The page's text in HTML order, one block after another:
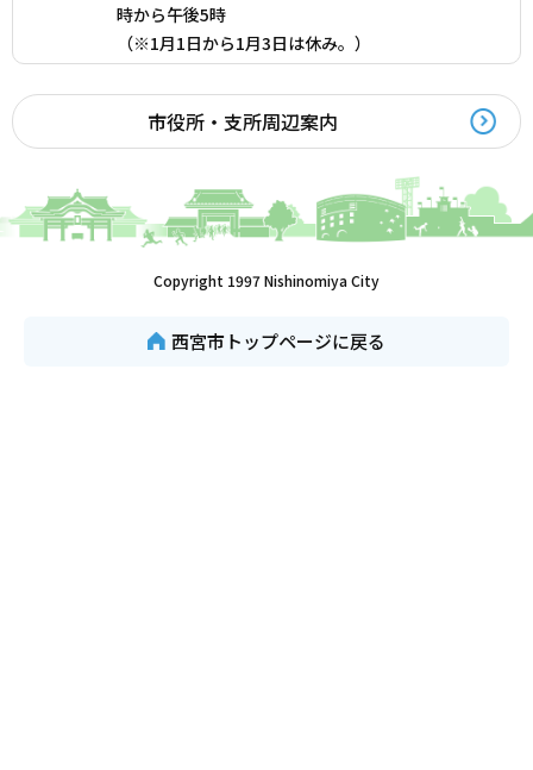
時から午後5時
（※1月1日から1月3日は休み。）
市役所・支所周辺案内
Copyright 1997 Nishinomiya City
西宮市トップページに戻る